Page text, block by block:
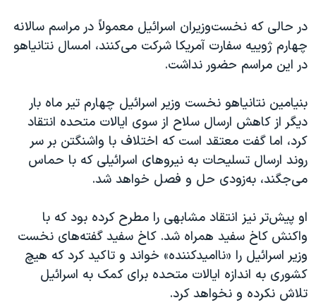
در حالی که نخست‌وزیران اسرائیل معمولاً در مراسم سالانه
چهارم ژوییه سفارت آمریکا شرکت می‌کنند، امسال نتانیاهو
در این مراسم حضور نداشت.
بنیامین نتانیاهو نخست وزیر اسرائیل چهارم تیر ماه بار
دیگر از کاهش ارسال سلاح‌ از سوی ایالات متحده انتقاد
کرد، اما گفت معتقد است که اختلاف با واشنگتن بر سر
روند ارسال تسلیحات به نیروهای اسرائیلی که با حماس
می‌جگند، به‌زودی حل و فصل خواهد شد.
او پیش‌تر نیز انتقاد مشابهی را مطرح کرده بود که با
واکنش کاخ سفید همراه شد. کاخ سفید گفته‌های نخست
وزیر اسرائیل را «ناامیدکننده» خواند و تاکید کرد که هیچ
کشوری به اندازه ایالات متحده برای کمک به اسرائیل
تلاش نکرده و نخواهد کرد.